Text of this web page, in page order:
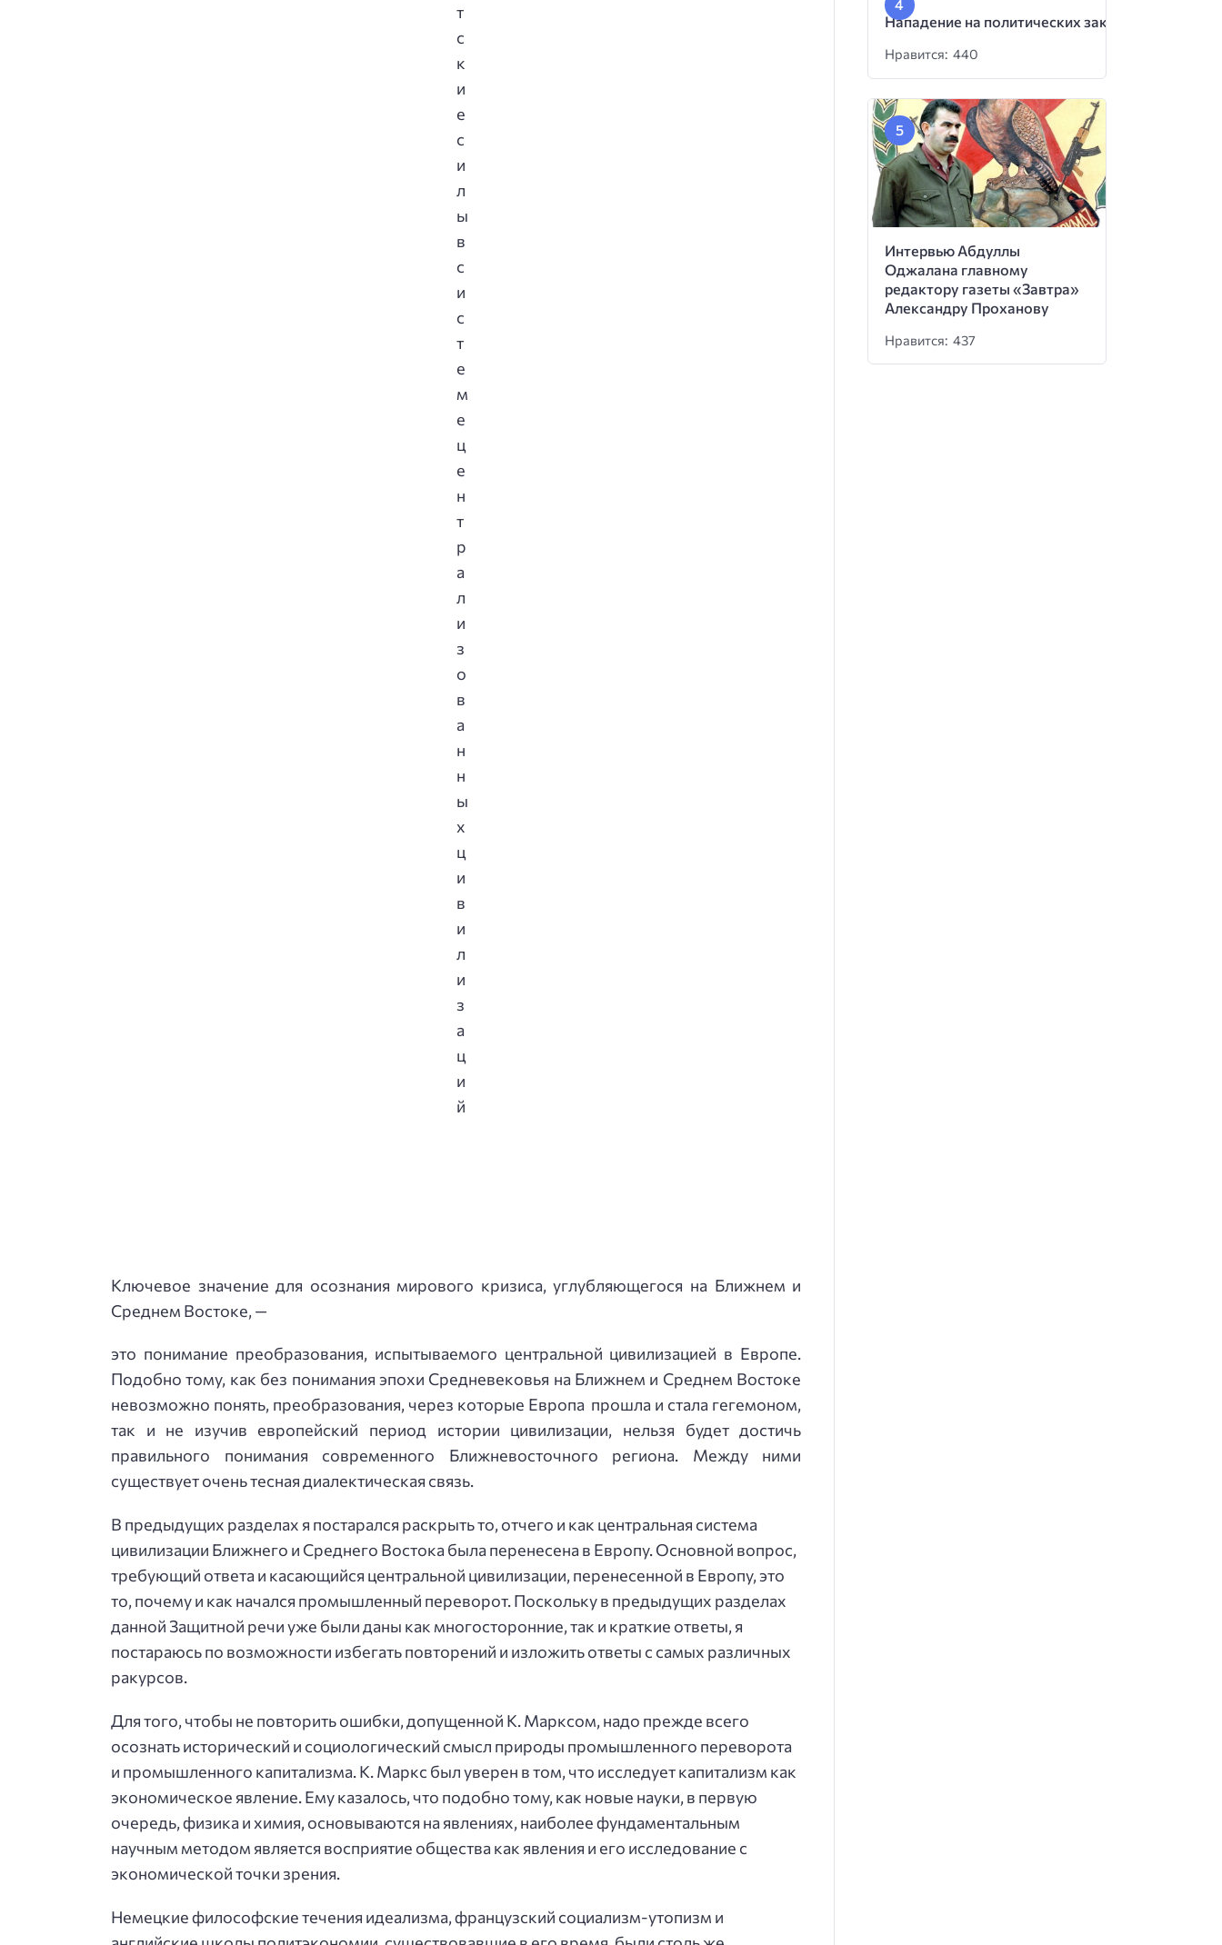
Ключевое значение для осознания мирового кризиса, углубляющегося на Ближнем и
Среднем Востоке, —
это понимание преобразования, испытываемого центральной цивилизацией в Европе.
Подобно тому, как без понимания эпохи Средневековья на Ближнем и Среднем Востоке
невозможно понять, преобразования, через которые Европа прошла и стала гегемоном,
так и не изучив европейский период истории цивилизации, нельзя будет достичь
правильного понимания современного Ближневосточного региона. Между ними
существует очень тесная диалектическая связь.
В предыдущих разделах я постарался раскрыть то, отчего и как центральная система
цивилизации Ближнего и Среднего Востока была перенесена в Европу. Основной вопрос,
требующий ответа и касающийся центральной цивилизации, перенесенной в Европу, это
то, почему и как начался промышленный переворот. Поскольку в предыдущих разделах
данной Защитной речи уже были даны как многосторонние, так и краткие ответы, я
постараюсь по возможности избегать повторений и изложить ответы с самых различных
ракурсов.
Для того, чтобы не повторить ошибки, допущенной К. Марксом, надо прежде всего
осознать исторический и социологический смысл природы промышленного переворота
и промышленного капитализма. К. Маркс был уверен в том, что исследует капитализм как
экономическое явление. Ему казалось, что подобно тому, как новые науки, в первую
очередь, физика и химия, основываются на явлениях, наиболее фундаментальным
научным методом является восприятие общества как явления и его исследование с
экономической точки зрения.
Немецкие философские течения идеализма, французский социализм-утопизм и
Нападение на политических заключенных
Нравится: 440
Интервью Абдуллы
Оджалана главному
редактору газеты «Завтра»
Александру Проханову
Нравится: 437